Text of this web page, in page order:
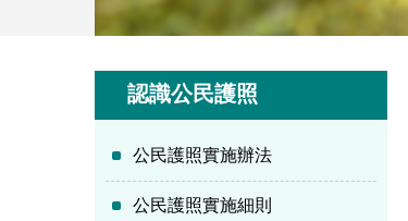
認識公民護照
公民護照實施辦法
公民護照實施細則